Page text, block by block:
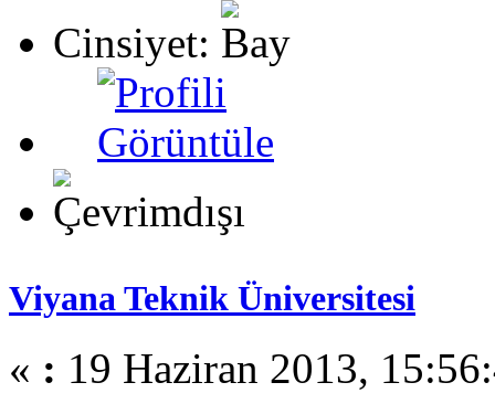
Cinsiyet:
Viyana Teknik Üniversitesi
« : 19 Haziran 2013,